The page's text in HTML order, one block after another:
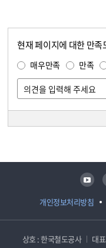
현재 페이지에 대한 만
매우만족 만족
개인정보처리방침
유튜브
상호 : 한국철도공사 대